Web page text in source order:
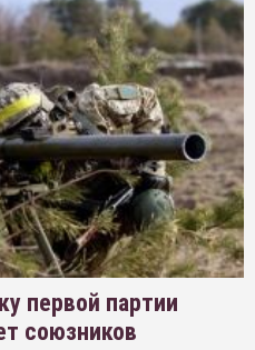
первой партии
союзников